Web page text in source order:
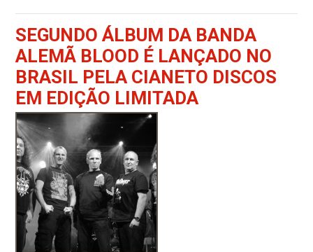
SEGUNDO ÁLBUM DA BANDA
ALEMÃ BLOOD É LANÇADO NO
BRASIL PELA CIANETO DISCOS
EM EDIÇÃO LIMITADA